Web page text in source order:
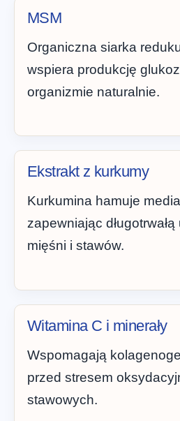
MSM
Organiczna siarka
wspiera produkcję
organizmie naturalnie.
Ekstrakt z kurkumy
Kurkumina hamuje
zapewniając
mięśni i stawów.
Witamina C i minerały
Wspomagają
przed stresem
stawowych.